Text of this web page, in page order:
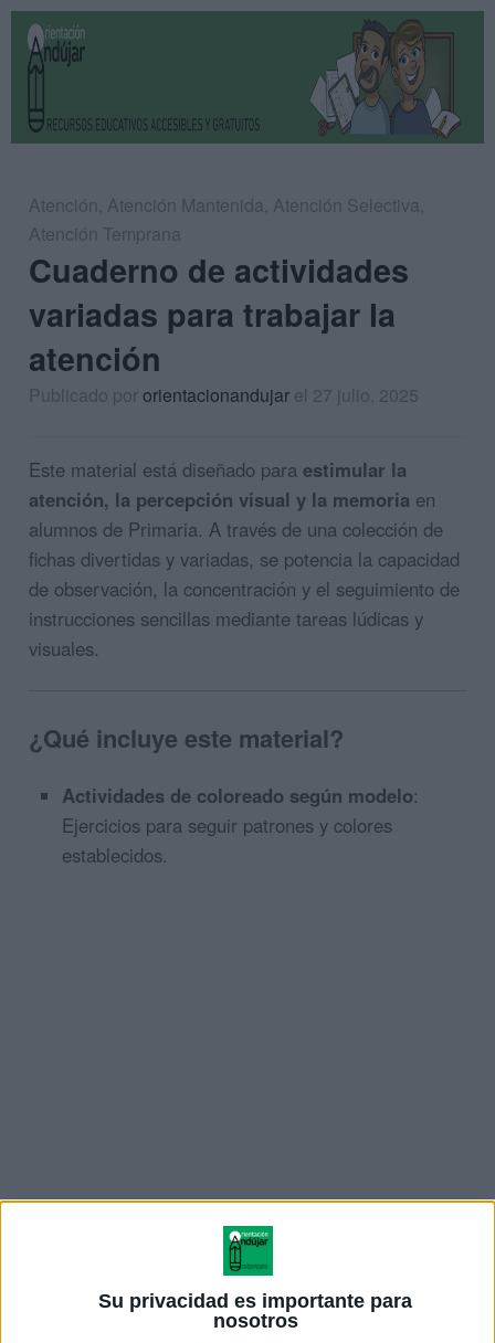
Su privacidad es importante para
nosotros
Atención, Atención Mantenida, Atención Selectiva,
Atención Temprana
Cuaderno de actividades
variadas para trabajar la
atención
Publicado pororientacionandujar el 27 julio, 2025
Este material está diseñado para estimular la
atención, la percepción visual y la memoria en
alumnos de Primaria. A través de una colección de
fichas divertidas y variadas, se potencia la capacidad
de observación, la concentración y el seguimiento de
instrucciones sencillas mediante tareas lúdicas y
visuales.
¿Qué incluye este material?
Actividades de coloreado según modelo:
Ejercicios para seguir patrones y colores
establecidos.
Rodear, unir, recortar y pegar
mejoran la motricidad fina y la atención
visual.